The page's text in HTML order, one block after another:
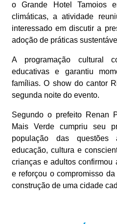
o Grande Hotel Tamoios
climáticas, a atividade
interessado em discutir a
adoção de práticas
A programação cultural
educativas e garantiu
famílias. O show do cantor
segunda noite do evento.
Segundo o prefeito Renan
Mais Verde cumpriu seu
população das questões
educação, cultura e
crianças e adultos confirmou
e reforçou o compromisso
construção de uma cidade